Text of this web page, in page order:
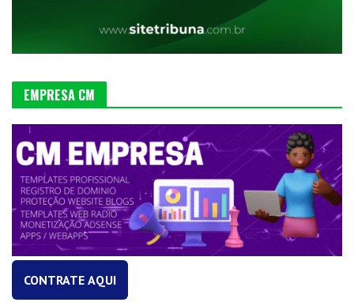
EMPRESA CM
CONTRATE AQUI